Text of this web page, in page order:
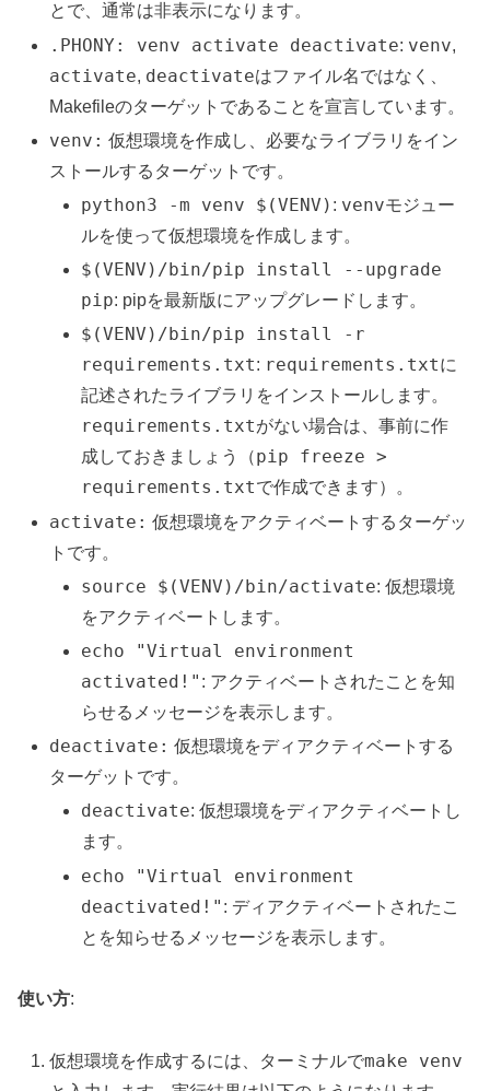
とで、通常は非表示になります。
.PHONY: venv activate deactivate: venv,
activate, deactivateはファイル名ではなく、
Makefileのターゲットであることを宣言しています。
venv: 仮想環境を作成し、必要なライブラリをイン
ストールするターゲットです。
python3 -m venv $(VENV) : venvモジュー
ルを使って仮想環境を作成します。
$(VENV)/bin/pip install --upgrade
pip: pipを最新版にアップグレードします。
$(VENV)/bin/pip install -r
requirements.txt: requirements.txtに
記述されたライブラリをインストールします。
requirements.txtがない場合は、事前に作
成しておきましょう（pip freeze >
requirements.txtで作成できます）。
activate: 仮想環境をアクティベートするターゲッ
トです。
source $(VENV)/bin/activate: 仮想環境
をアクティベートします。
echo "Virtual environment
activated!" : アクティベートされたことを知
らせるメッセージを表示します。
deactivate: 仮想環境をディアクティベートする
ターゲットです。
deactivate: 仮想環境をディアクティベートし
ます。
echo "Virtual environment
deactivated!" : ディアクティベートされたこ
とを知らせるメッセージを表示します。
使い方:
仮想環境を作成するには、ターミナルでmake venv